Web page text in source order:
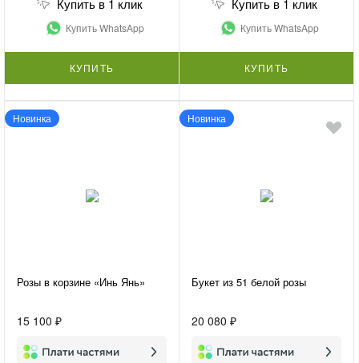
Купить в 1 клик
Купить WhatsApp
КУПИТЬ
Купить в 1 клик
Купить WhatsApp
КУПИТЬ
Новинка
Розы в корзине «Инь Янь»
15 100 ₽
Новинка
Букет из 51 белой розы
20 080 ₽